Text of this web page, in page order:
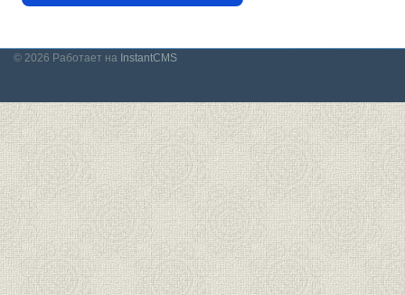
© 2026 Работает на InstantCMS